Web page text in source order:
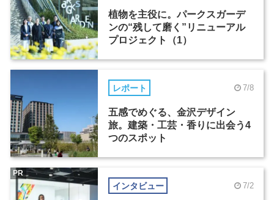
植物を主役に。パークスガーデ
ンの“残して磨く”リニューアル
プロジェクト（1）
レポート 7/8
五感でめぐる、金沢デザイン
旅。建築・工芸・香りに出会う4
つのスポット
インタビュー 7/2
PR